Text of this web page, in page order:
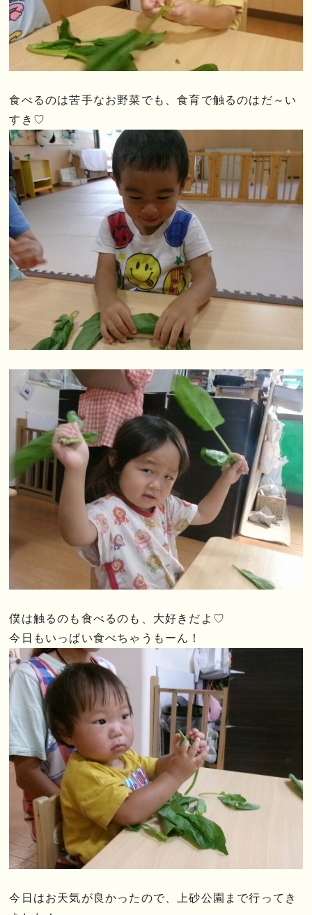
食べるのは苦手なお野菜でも、食育で触るのはだ～い
すき♡
僕は触るのも食べるのも、大好きだよ♡
今日もいっぱい食べちゃうもーん！
今日はお天気が良かったので、上砂公園まで行ってき